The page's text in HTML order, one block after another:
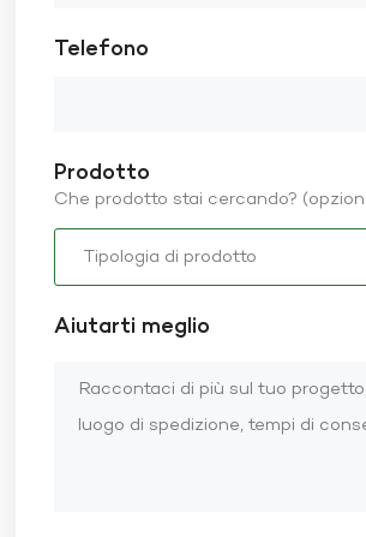
Telefono
Prodotto
Che prodotto stai cercando?
Aiutarti meglio